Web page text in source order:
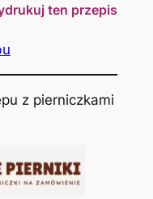
ten przepis
z pierniczkami